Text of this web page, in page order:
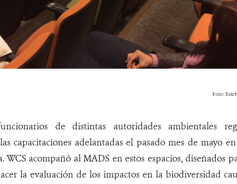
Foto:
de distintas autoridades ambientales
capacitaciones adelantadas el pasado mes de mayo
WCS acompañó al MADS en estos espacios, diseñados
la evaluación de los impactos en la biodiversidad